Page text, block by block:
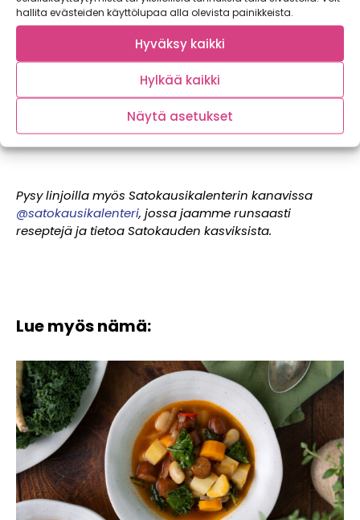
hallita evästeiden käyttölupaa alla olevista painikkeista.
Hyväksy kaikki
Hylkää kaikki
Näytä asetukset
Pysy linjoilla myös Satokausikalenterin kanavissa
@satokausikalenteri, jossa jaamme runsaasti
reseptejä ja tietoa Satokauden kasviksista.
Lue myös nämä: